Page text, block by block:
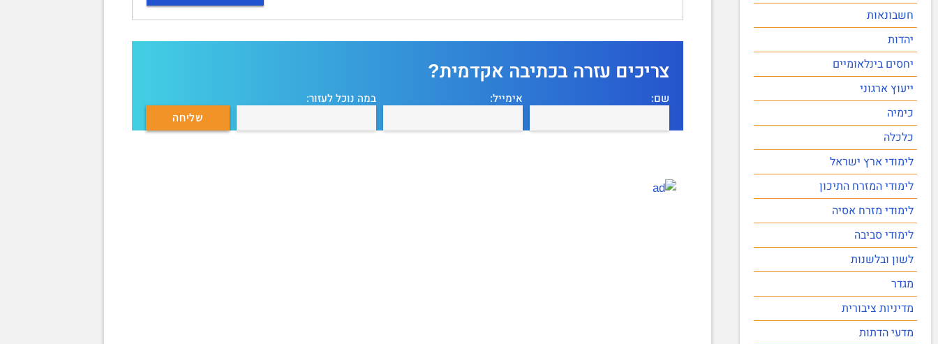
חשבונאות
יהדות
יחסים בינלאומיים
ייעוץ ארגוני
כימיה
כלכלה
לימודי ארץ ישראל
לימודי המזרח התיכון
לימודי מזרח אסיה
לימודי סביבה
לשון ובלשנות
מגדר
מדיניות ציבורית
מדעי הדתות
צריכים עזרה בכתיבה אקדמית?
שם: אימייל: במה נוכל לעזור: